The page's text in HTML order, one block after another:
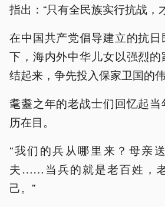
指出：“只有全民族实行抗战，
在中国共产党倡导建立的抗
下，海内外中华儿女以强烈
结起来，争先投入保家卫国的
耄耋之年的老战士们回忆起
历在目。
“我们的兵从哪里来？母亲
夫……当兵的就是老百姓，
己。”